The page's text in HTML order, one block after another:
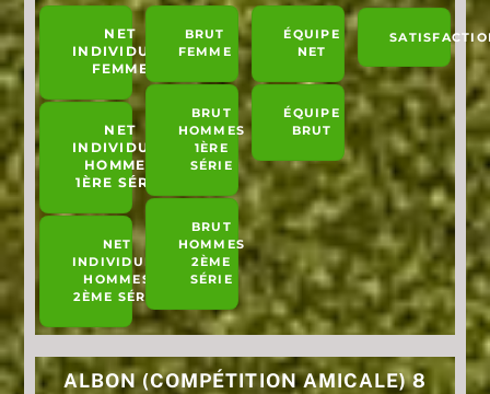
NET
INDIVIDUEL
FEMME
NET
INDIVIDUEL
HOMMES
1ÈRE SÉRIE
NET
INDIVIDUEL
HOMMES
2ÈME SÉRIE
BRUT
FEMME
BRUT
HOMMES
1ÈRE
SÉRIE
BRUT
HOMMES
2ÈME
SÉRIE
ÉQUIPE
NET
ÉQUIPE
BRUT
ALBON (COMPÉTITION AMICALE) 8